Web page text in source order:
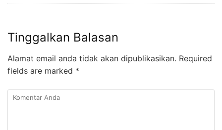
Tinggalkan Balasan
Alamat email anda tidak akan dipublikasikan. Required
fields are marked *